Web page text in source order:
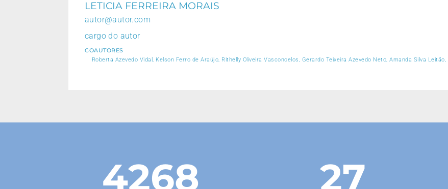
LETICIA FERREIRA MORAIS
autor@autor.com
cargo do autor
COAUTORES
Roberta Azevedo Vidal, Kelson Ferro de Araújo, Rithelly Oliveira Vasconcelos, Gerardo Teixeira Azevedo Neto, Amanda Silva
4268 27